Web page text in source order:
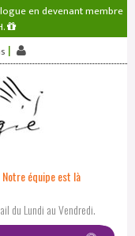
en devenant membre
|
équipe est là
du Lundi au Vendredi.